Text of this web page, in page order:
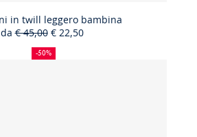
in twill leggero bambina
da
50%
di
sconto
Prezzo
precedente
:
€ 45,00Nuovo
prezzo
:
€ 22,50
-50%